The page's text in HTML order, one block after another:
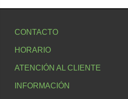
CONTACTO
HORARIO
ATENCIÓN AL CLIENTE
INFORMACIÓN